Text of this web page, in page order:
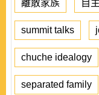
離散家族 自
summit talks
chuche idealogy
separated family